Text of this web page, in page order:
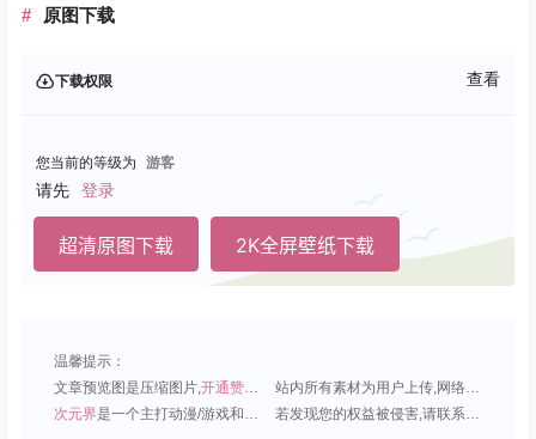
原图下载
下载权限 查看
您当前的等级为 游客
请先 登录
超清原图下载 2K全屏壁纸下载
温馨提示：
文章预览图是压缩图片,开通赞助会员 可免费下载超清原图;
站内所有素材为用户上传,网络分享或原创,请勿用于商业用途;
次元界是一个主打动漫/游戏和虚拟偶像角色的插画壁纸平台; 若发现您的权益被侵害,请联系QQ1815919191,我们尽快处理.